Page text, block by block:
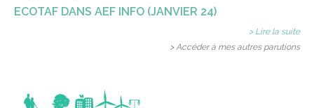
ECOTAF DANS AEF INFO (JANVIER 24)
> Lire la suite
> Accéder à mes autres parutions